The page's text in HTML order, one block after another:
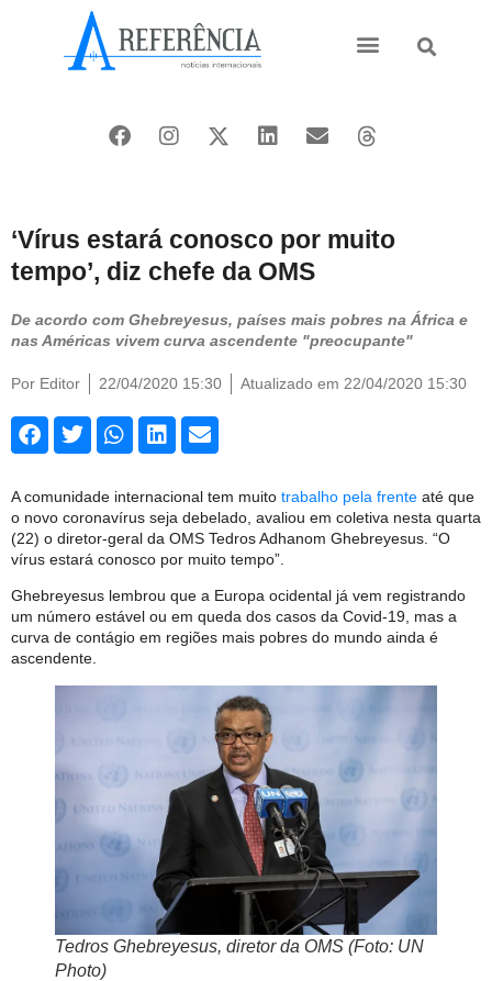
‘Vírus estará conosco por muito
tempo’, diz chefe da OMS
De acordo com Ghebreyesus, países mais pobres na África e
nas Américas vivem curva ascendente "preocupante"
Por Editor 22/04/2020 15:30 Atualizado em 22/04/2020 15:30
A comunidade internacional tem muito trabalho pela frente até que
o novo coronavírus seja debelado, avaliou em coletiva nesta quarta
(22) o diretor-geral da OMS Tedros Adhanom Ghebreyesus. “O
vírus estará conosco por muito tempo”.
Ghebreyesus lembrou que a Europa ocidental já vem registrando
um número estável ou em queda dos casos da Covid-19, mas a
curva de contágio em regiões mais pobres do mundo ainda é
ascendente.
Tedros Ghebreyesus, diretor da OMS (Foto: UN
Photo)